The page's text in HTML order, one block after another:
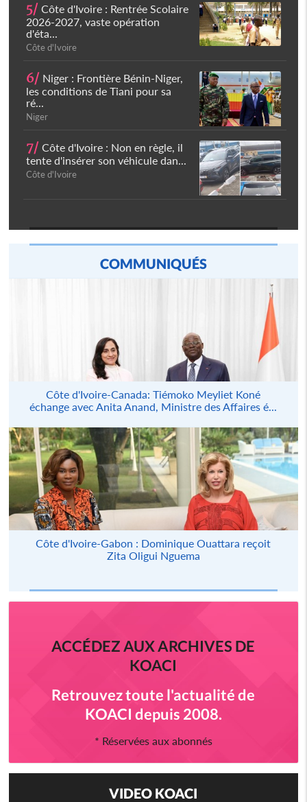
5/ Côte d'Ivoire : Rentrée Scolaire
2026-2027, vaste opération
d'éta...
Côte d'Ivoire
6/ Niger : Frontière Bénin-Niger,
les conditions de Tiani pour sa
ré...
Niger
7/ Côte d'Ivoire : Non en règle, il
tente d'insérer son véhicule dan...
Côte d'Ivoire
COMMUNIQUÉS
Côte d'Ivoire-Canada: Tiémoko Meyliet Koné
échange avec Anita Anand, Ministre des Affaires é...
Côte d'Ivoire-Gabon : Dominique Ouattara reçoit
Zita Oligui Nguema
ACCÉDEZ AUX ARCHIVES DE
KOACI
Retrouvez toute l'actualité de
KOACI depuis 2008.
* Réservées aux abonnés
VIDEO KOACI